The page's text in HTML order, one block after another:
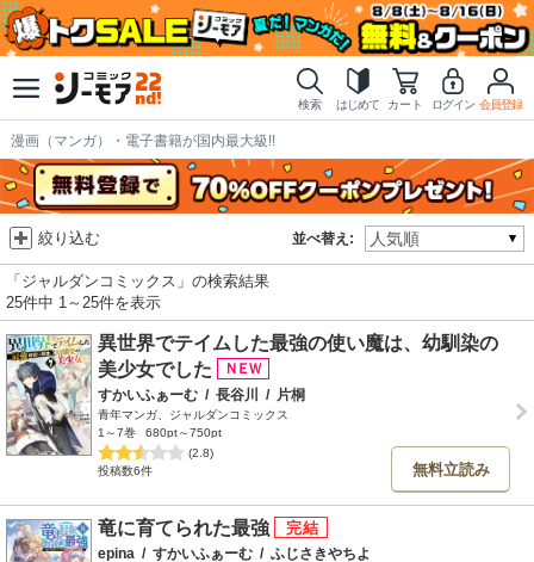
検索 はじめて カート ログイン 会員登録
漫画（マンガ）・電子書籍が国内最大級!!
並べ替え:
絞り込む
「ジャルダンコミックス」の検索結果
25件中 1～25件を表示
異世界でテイムした最強の使い魔は、幼馴染の
美少女でした
すかいふぁーむ / 長谷川 / 片桐
青年マンガ、ジャルダンコミックス
1～7巻
680pt～750pt
(2.8)
投稿数6件
無料立読み
竜に育てられた最強
epina / すかいふぁーむ / ふじさきやちよ